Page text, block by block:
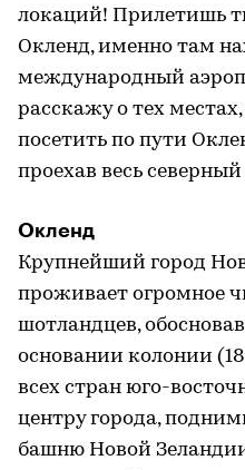
локаций! Прилетишь
Окленд, именно там
международный
расскажу о тех
посетить по пути
проехав весь
Окленд
Крупнейший город
проживает огромное
шотландцев,
основании колонии
всех стран юго-
центру города,
башню Новой Зеландии